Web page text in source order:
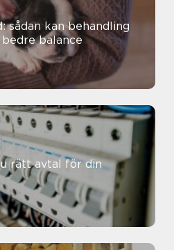
sådan kan behandling
balance